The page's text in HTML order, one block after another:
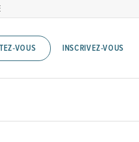
VOUS INSCRIVEZ-VOUS